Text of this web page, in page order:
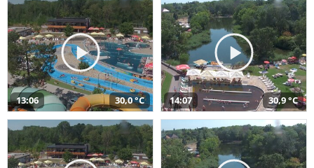
13:06 30,0 °C 14:07 30,9 °C